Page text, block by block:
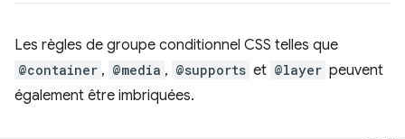
Les règles de groupe conditionnel CSS telles que
@container , @media , @supports et @layer peuvent
également être imbriquées.